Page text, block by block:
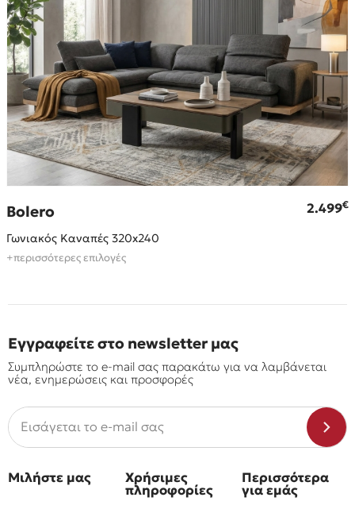
Bolero 2.499€
Γωνιακός Καναπές 320x240
+περισσότερες επιλογές
Εγγραφείτε στο newsletter μας
Συμπληρώστε το e-mail σας παρακάτω για να λαμβάνεται
νέα, ενημερώσεις και προσφορές
Μιλήστε μας Χρήσιμες
πληροφορίες
Περισσότερα
για εμάς